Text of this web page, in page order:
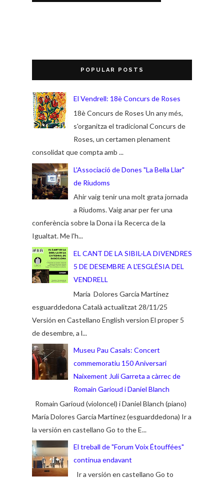
POPULAR POSTS
El Vendrell: 18è Concurs de Roses
18è Concurs de Roses Un any més,
s'organitza el tradicional Concurs de
Roses, un certamen plenament
consolidat que compta amb ...
L'Associació de Dones "La Bella Llar"
de Riudoms
Ahir vaig tenir una molt grata jornada
a Riudoms. Vaig anar per fer una
conferència sobre la Dona i la Recerca de la
Igualtat. Me l'h...
EL CANT DE LA SIBIL·LA DIVENDRES
5 DE DESEMBRE A L'ESGLÉSIA DEL
VENDRELL
María Dolores García Martínez
esguarddedona Català actualitzat 28/11/25
Versión en Castellano English version El proper 5
de desembre, a l...
Museu Pau Casals: Concert
commemoratiu 150 Aniversari
Naixement Juli Garreta a càrrec de
Romain Garioud i Daniel Blanch
Romain Garioud (violoncel) i Daniel Blanch (piano)
María Dolores García Martínez (esguarddedona) Ir a
la versión en castellano Go to the E...
El treball de "Forum Voix Étouffées"
continua endavant
Ir a versión en castellano Go to